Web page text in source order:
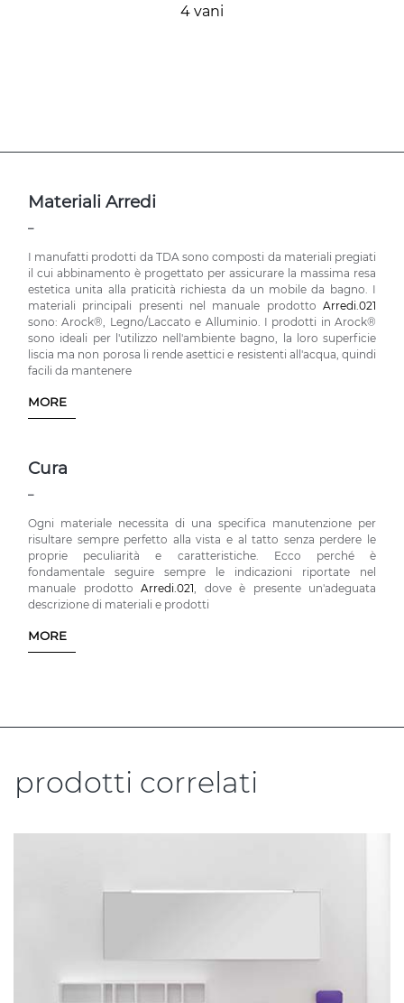
4 vani
Materiali Arredi
_
I manufatti prodotti da TDA sono composti da materiali pregiati
il cui abbinamento è progettato per assicurare la massima resa
estetica unita alla praticità richiesta da un mobile da bagno. I
materiali principali presenti nel manuale prodotto Arredi.021
sono: Arock®, Legno/Laccato e Alluminio. I prodotti in Arock®
sono ideali per l'utilizzo nell'ambiente bagno, la loro superficie
liscia ma non porosa li rende asettici e resistenti all'acqua, quindi
facili da mantenere
MORE
Cura
_
Ogni materiale necessita di una specifica manutenzione per
risultare sempre perfetto alla vista e al tatto senza perdere le
proprie peculiarità e caratteristiche. Ecco perché è
fondamentale seguire sempre le indicazioni riportate nel
manuale prodotto Arredi.021, dove è presente un'adeguata
descrizione di materiali e prodotti
MORE
prodotti correlati